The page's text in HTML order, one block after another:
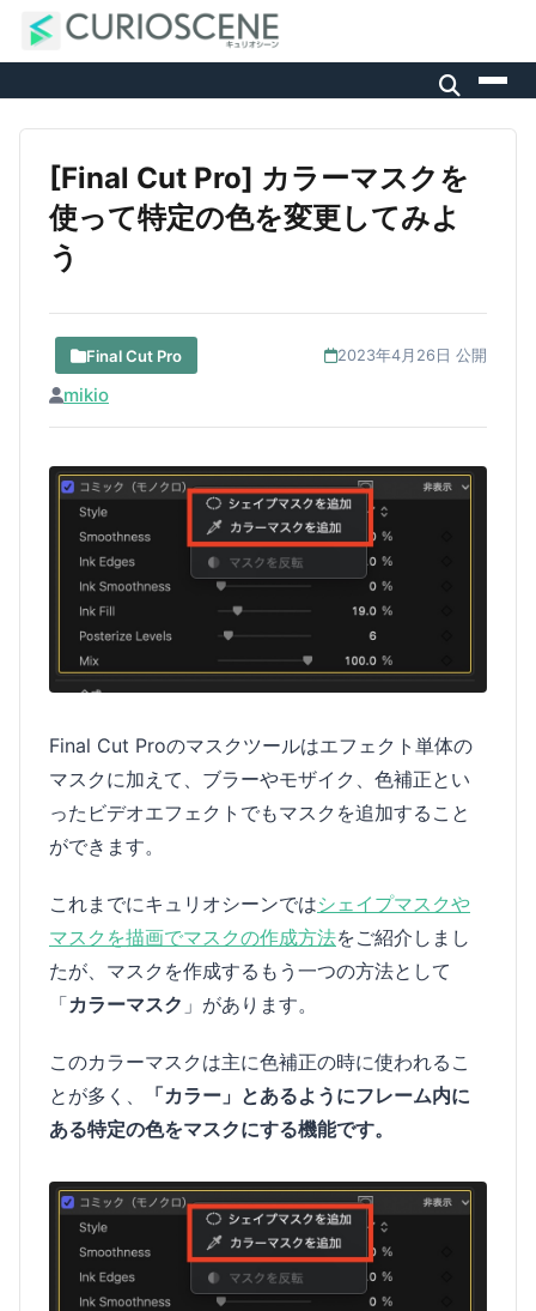
[Final Cut Pro] カラーマスクを
使って特定の色を変更してみよ
う
Final Cut Pro 2023年4月26日 公開
mikio
Final Cut Proのマスクツールはエフェクト単体の
マスクに加えて、ブラーやモザイク、色補正とい
ったビデオエフェクトでもマスクを追加すること
ができます。
これまでにキュリオシーンではシェイプマスクや
マスクを描画でマスクの作成方法をご紹介しまし
たが、マスクを作成するもう一つの方法として
「カラーマスク 」があります。
このカラーマスクは主に色補正の時に使われるこ
とが多く、
「カラー」とあるようにフレーム内に
ある特定の色をマスクにする機能です。